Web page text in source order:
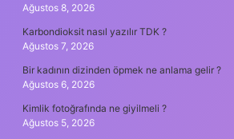
Ağustos 8, 2026
Karbondioksit nasıl yazılır TDK ?
Ağustos 7, 2026
Bir kadının dizinden öpmek ne anlama gelir ?
Ağustos 6, 2026
Kimlik fotoğrafında ne giyilmeli ?
Ağustos 5, 2026